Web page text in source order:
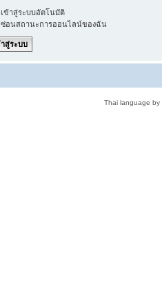
เข้าสู่ระบบอัตโนมัติ
ซ่อนสถานะการออนไลน์ของฉัน
Thai language by